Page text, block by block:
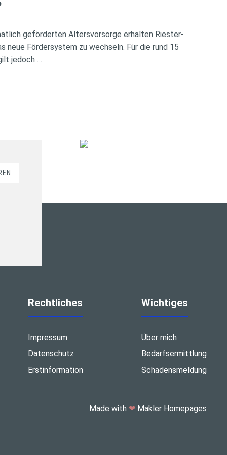
geförderten Altersvorsorge erhalten Riester-
neue Fördersystem zu wechseln. Für die rund 15
jedoch …
Rechtliches
Impressum
Datenschutz
Erstinformation
Wichtiges
Über mich
Bedarfsermittlung
Schadensmeldung
Made with ❤Makler Homepages